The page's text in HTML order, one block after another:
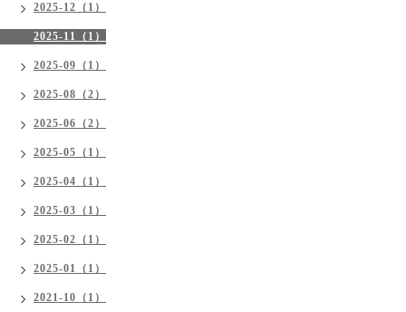
2025-12（1）
2025-11（1）
2025-09（1）
2025-08（2）
2025-06（2）
2025-05（1）
2025-04（1）
2025-03（1）
2025-02（1）
2025-01（1）
2021-10（1）